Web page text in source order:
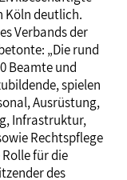
Köln deutlich.
Verbands der
„Die rund
Beamte und
spielen
Ausrüstung,
Infrastruktur,
Rechtspflege
für die
des